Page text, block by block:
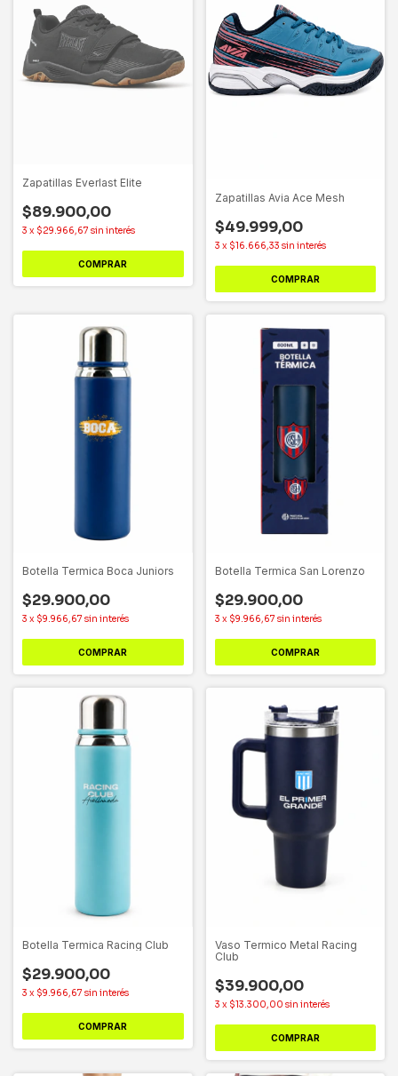
Zapatillas Everlast Elite
$89.900,00
3 x $29.966,67 sin interés
COMPRAR
Zapatillas Avia Ace Mesh
$49.999,00
3 x $16.666,33 sin interés
COMPRAR
Botella Termica Boca Juniors
$29.900,00
3 x $9.966,67 sin interés
Botella Termica San Lorenzo
$29.900,00
3 x $9.966,67 sin interés
Botella Termica Racing Club
$29.900,00
3 x $9.966,67 sin interés
Vaso Termico Metal Racing
Club
$39.900,00
3 x $13.300,00 sin interés